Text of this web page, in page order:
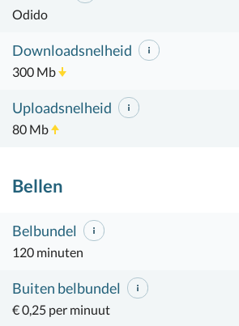
Odido
Downloadsnelheid
300 Mb
Uploadsnelheid
80 Mb
Bellen
Belbundel
120 minuten
Buiten belbundel
€ 0,25 per minuut